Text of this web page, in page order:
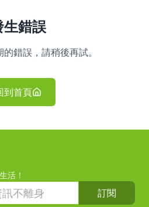
生錯誤
錯誤，請稍後再試。
到首頁
活！
訂閱